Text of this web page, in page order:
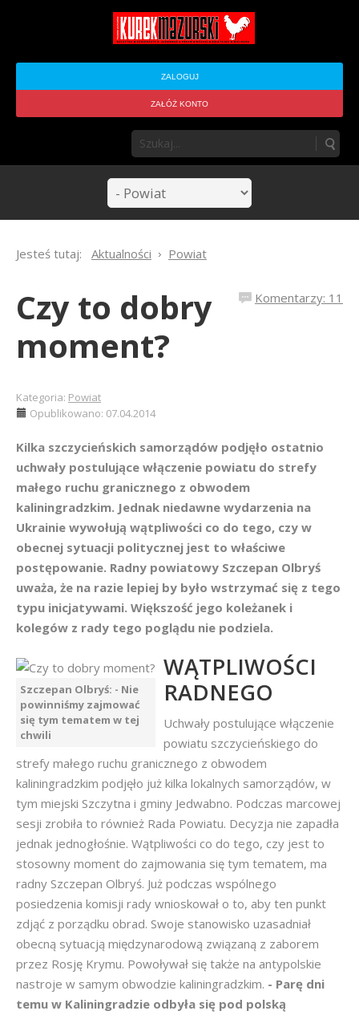
ZALOGUJ
ZAŁÓŻ KONTO
Jesteś tutaj: Aktualności Powiat
Komentarzy: 11
Czy to dobry
moment?
Kategoria: Powiat
Opublikowano: 07.04.2014
Kilka szczycieńskich samorządów podjęło ostatnio
uchwały postulujące włączenie powiatu do strefy
małego ruchu granicznego z obwodem
kaliningradzkim. Jednak niedawne wydarzenia na
Ukrainie wywołują wątpliwości co do tego, czy w
obecnej sytuacji politycznej jest to właściwe
postępowanie. Radny powiatowy Szczepan Olbryś
uważa, że na razie lepiej by było wstrzymać się z tego
typu inicjatywami. Większość jego koleżanek i
kolegów z rady tego poglądu nie podziela.
Szczepan Olbryś: - Nie
powinniśmy zajmować
się tym tematem w tej
chwili
WĄTPLIWOŚCI
RADNEGO
Uchwały postulujące włączenie
powiatu szczycieńskiego do
strefy małego ruchu granicznego z obwodem
kaliningradzkim podjęło już kilka lokalnych samorządów, w
tym miejski Szczytna i gminy Jedwabno. Podczas marcowej
sesji zrobiła to również Rada Powiatu. Decyzja nie zapadła
jednak jednogłośnie. Wątpliwości co do tego, czy jest to
stosowny moment do zajmowania się tym tematem, ma
radny Szczepan Olbryś. Już podczas wspólnego
posiedzenia komisji rady wnioskował o to, aby ten punkt
zdjąć z porządku obrad. Swoje stanowisko uzasadniał
obecną sytuacją międzynarodową związaną z zaborem
przez Rosję Krymu. Powoływał się także na antypolskie
nastroje w samym obwodzie kaliningradzkim. - Parę dni
temu w Kaliningradzie odbyła się pod polską